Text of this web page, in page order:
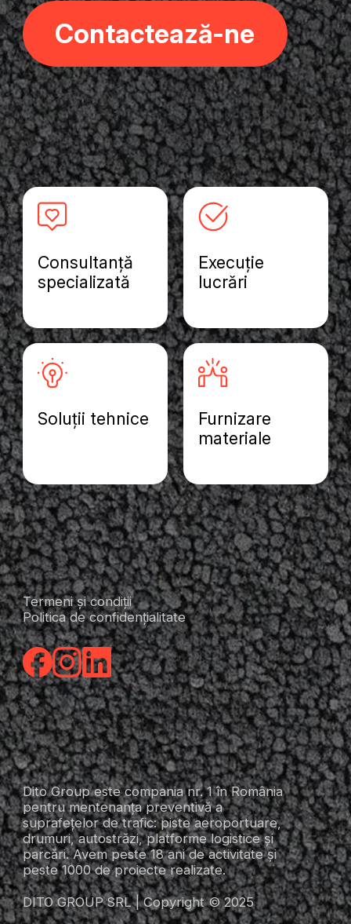
Contactează-ne
Consultanță
specializată
Execuție
lucrări
Soluții tehnice
Furnizare
materiale
Dito Group este compania nr. 1 în România
pentru mentenanța preventivă a
suprafețelor de trafic: piste aeroportuare,
drumuri, autostrăzi, platforme logistice și
parcări. Avem peste 18 ani de activitate și
peste 1000 de proiecte realizate.
DITO GROUP SRL | Copyright © 2025
Termeni și condiții
Politica de confidențialitate